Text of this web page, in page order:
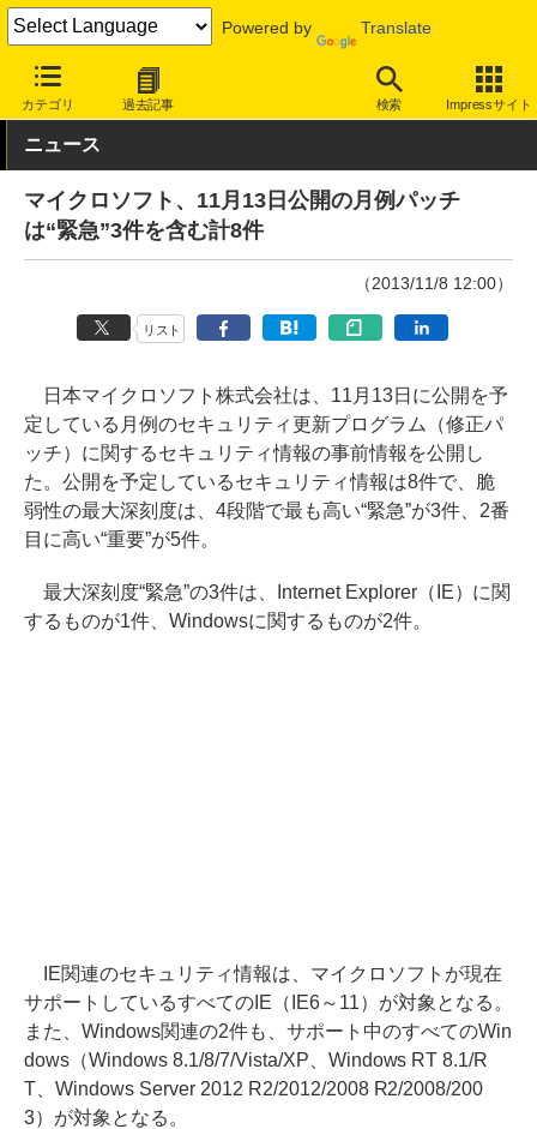
Powered by Translate
カテゴリ 過去記事 検索 Impressサイト
INTERNET Watch トピック 脆弱性/修正パッチ
ニュース
マイクロソフト、11月13日公開の月例パッチ
は“緊急”3件を含む計8件
（2013/11/8 12:00）
リスト
日本マイクロソフト株式会社は、11月13日に公開を予
定している月例のセキュリティ更新プログラム（修正パ
ッチ）に関するセキュリティ情報の事前情報を公開し
た。公開を予定しているセキュリティ情報は8件で、脆
弱性の最大深刻度は、4段階で最も高い“緊急”が3件、2番
目に高い“重要”が5件。
最大深刻度“緊急”の3件は、Internet Explorer（IE）に関
するものが1件、Windowsに関するものが2件。
IE関連のセキュリティ情報は、マイクロソフトが現在
サポートしているすべてのIE（IE6～11）が対象となる。
また、Windows関連の2件も、サポート中のすべてのWin
dows（Windows 8.1/8/7/Vista/XP、Windows RT 8.1/R
T、Windows Server 2012 R2/2012/2008 R2/2008/200
3）が対象となる。